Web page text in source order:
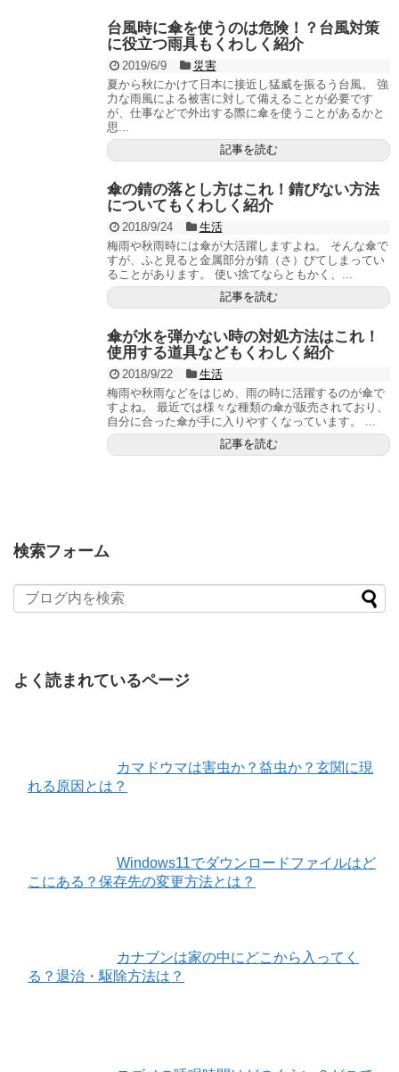
台風時に傘を使うのは危険！？台風対策
に役立つ雨具もくわしく紹介
2019/6/9
災害
夏から秋にかけて日本に接近し猛威を振るう台風。 強
力な雨風による被害に対して備えることが必要です
が、仕事などで外出する際に傘を使うことがあるかと
思...
記事を読む
傘の錆の落とし方はこれ！錆びない方法
についてもくわしく紹介
2018/9/24
生活
梅雨や秋雨時には傘が大活躍しますよね。 そんな傘で
すが、ふと見ると金属部分が錆（さ）びてしまってい
ることがあります。 使い捨てならともかく、...
記事を読む
傘が水を弾かない時の対処方法はこれ！
使用する道具などもくわしく紹介
2018/9/22
生活
梅雨や秋雨などをはじめ、雨の時に活躍するのが傘で
すよね。 最近では様々な種類の傘が販売されており、
自分に合った傘が手に入りやすくなっています。 ...
記事を読む
検索フォーム
よく読まれているページ
カマドウマは害虫か？益虫か？玄関に現
れる原因とは？
Windows11でダウンロードファイルはど
こにある？保存先の変更方法とは？
カナブンは家の中にどこから入ってく
る？退治・駆除方法は？